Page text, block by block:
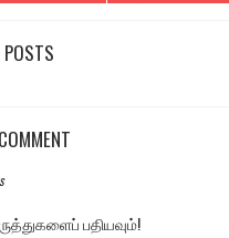
POSTS
பதியவும்!